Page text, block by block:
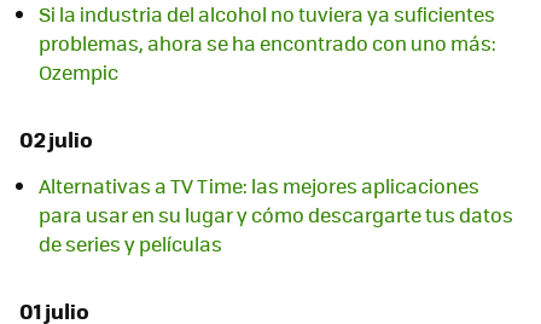
Si la industria del alcohol no tuviera ya suficientes
problemas, ahora se ha encontrado con uno más:
Ozempic
02 julio
Alternativas a TV Time: las mejores aplicaciones
para usar en su lugar y cómo descargarte tus datos
de series y películas
01 julio